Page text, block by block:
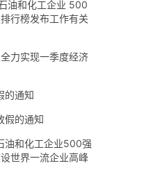
油和化工企业 500
行榜发布工作有关
力实现一季度经济
的通知
假的通知
油和化工企业500强
世界一流企业高峰